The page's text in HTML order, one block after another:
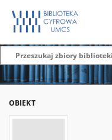
OBIEKT